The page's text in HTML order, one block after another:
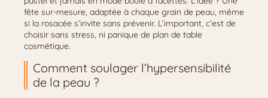
fête sur-mesure, adaptée à chaque grain de peau, même
si la rosacée s’invite sans prévenir. L’important, c’est de
choisir sans stress, ni panique de plan de table
cosmétique.
Comment soulager l’hypersensibilité
de la peau ?